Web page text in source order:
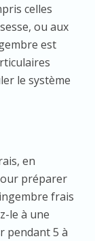
celles
ou aux
est
le système
en
préparer
frais
le à une
pendant 5 à